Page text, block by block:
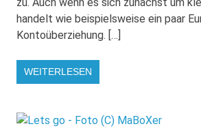
handelt wie beispielsweise ein paar
Kontoüberziehung. […]
WEITERLESEN